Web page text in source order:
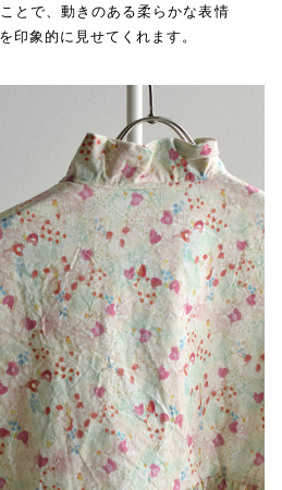
とで、動きのある柔らかな表情
印象的に見せてくれます。